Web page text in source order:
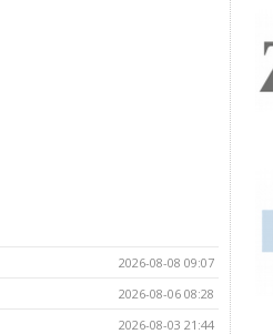
2026-08-08 09:07
2026-08-06 08:28
2026-08-03 21:44